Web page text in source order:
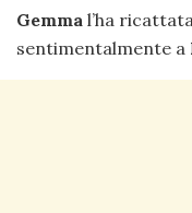
Gemma l’ha
sentimentalmente a